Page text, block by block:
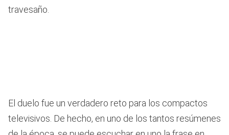
travesaño.
El duelo fue un verdadero reto para los compactos
televisivos. De hecho, en uno de los tantos resúmenes